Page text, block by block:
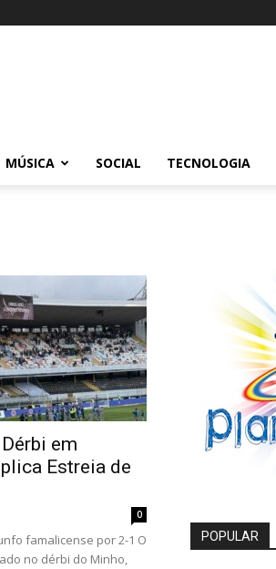
MÚSICA SOCIAL TECNOLOGIA
em
Estreia de
0
famalicense por 2-1 O
no dérbi do Minho,
POPULAR